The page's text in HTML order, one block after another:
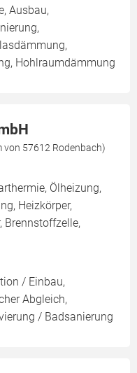
Ausbau,
Hohlraumdämmung
von 57612 Rodenbach)
Ölheizung,
Heizkörper,
Brennstoffzelle,
/ Einbau,
Abgleich,
/ Badsanierung